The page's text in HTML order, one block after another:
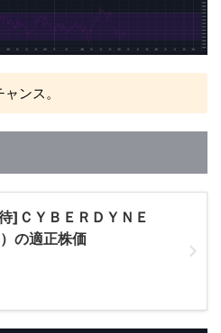
ンス。
]ＣＹＢＥＲＤＹＮＥ
の適正株価